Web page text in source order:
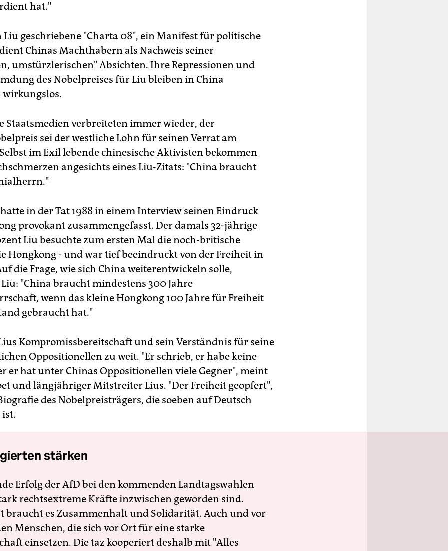
hat."
Liu geschriebene "Charta 08", ein Manifest für politische
Chinas Machthabern als Nachweis seiner
umstürzlerischen" Absichten. Ihre Repressionen und
des Nobelpreises für Liu bleiben in China
wirkungslos.
Staatsmedien verbreiteten immer wieder, der
sei der westliche Lohn für seinen Verrat am
im Exil lebende chinesische Aktivisten bekommen
angesichts eines Liu-Zitats: "China braucht
in der Tat 1988 in einem Interview seinen Eindruck
provokant zusammengefasst. Der damals 32-jährige
Liu besuchte zum ersten Mal die noch-britische
Hongkong - und war tief beeindruckt von der Freiheit in
die Frage, wie sich China weiterentwickeln solle,
"China braucht mindestens 300 Jahre
wenn das kleine Hongkong 100 Jahre für Freiheit
gebraucht hat."
Kompromissbereitschaft und sein Verständnis für seine
Oppositionellen zu weit. "Er schrieb, er habe keine
er hat unter Chinas Oppositionellen viele Gegner", meint
und längjähriger Mitstreiter Lius. "Der Freiheit geopfert",
des Nobelpreisträgers, die soeben auf Deutsch
ist.
stärken
Erfolg der AfD bei den kommenden Landtagswahlen
rechtsextreme Kräfte inzwischen geworden sind.
braucht es Zusammenhalt und Solidarität. Auch und vor
Menschen, die sich vor Ort für eine starke
einsetzen. Die taz kooperiert deshalb mit "Alles